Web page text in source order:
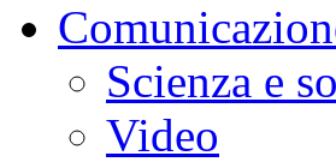
Scienza e
Video